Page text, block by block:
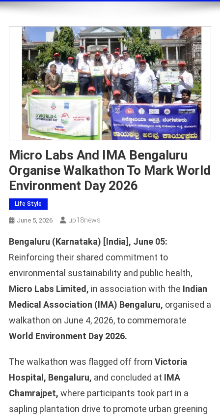
Micro Labs And IMA Bengaluru
Organise Walkathon To Mark World
Environment Day 2026
Life Style
June 5, 2026 Up18news
Bengaluru (Karnataka) [India], June 05:
Reinforcing their shared commitment to
environmental sustainability and public health,
Micro Labs Limited, in association with the Indian
Medical Association (IMA) Bengaluru, organised a
walkathon on June 4, 2026, to commemorate
World Environment Day 2026.
The walkathon was flagged off from Victoria
Hospital, Bengaluru, and concluded at IMA
Chamrajpet, where participants took part in a
sapling plantation drive to promote urban greening